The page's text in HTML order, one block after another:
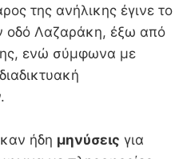
της ανήλικης έγινε το
οδό Λαζαράκη, έξω από
ενώ σύμφωνα με
ήδη μηνύσεις για